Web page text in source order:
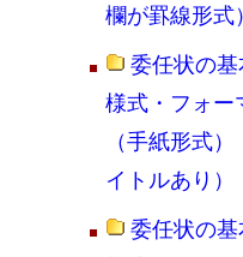
欄が罫線形式）
委任状の基
様式・フォー
（手紙形式
イトルあり）
委任状の基